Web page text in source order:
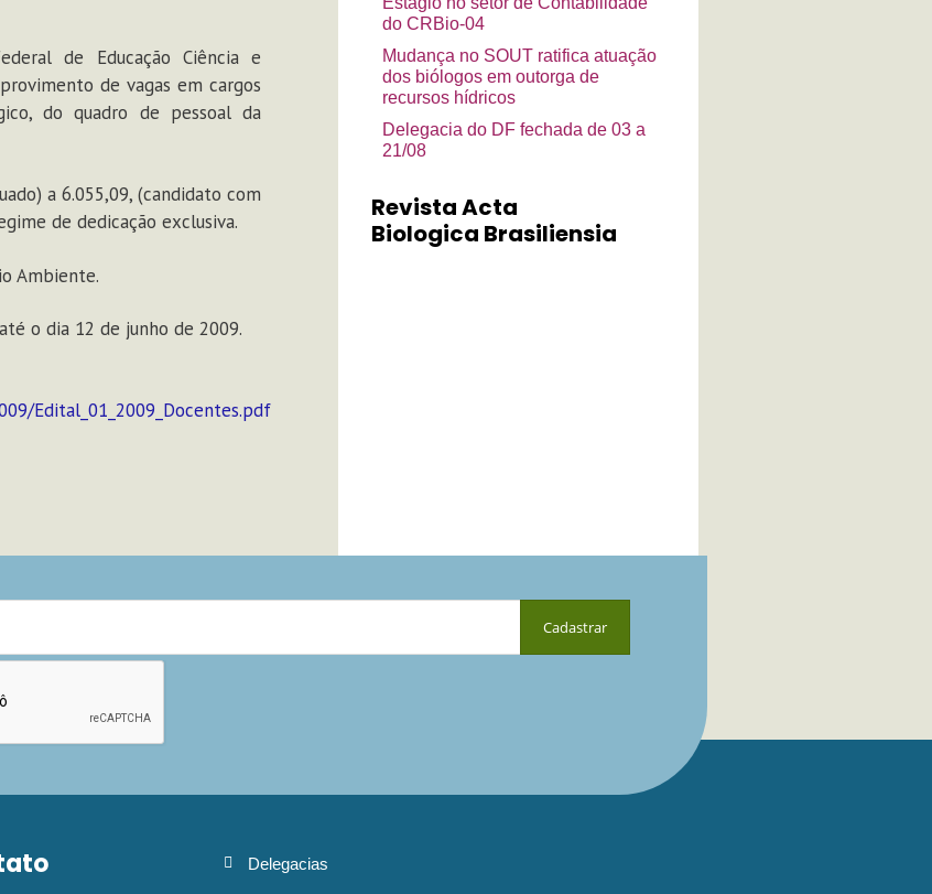
de Educação Ciência e
de vagas em cargos
do quadro de pessoal da
a 6.055,09, (candidato com
de dedicação exclusiva.
Ambiente.
o dia 12 de junho de 2009.
Edital_01_2009_Docentes.pdf
do CRBio-04
Mudança no SOUT ratifica atuação
dos biólogos em outorga de
recursos hídricos
Delegacia do DF fechada de 03 a
21/08
Revista Acta
Biologica Brasiliensia
Delegacias